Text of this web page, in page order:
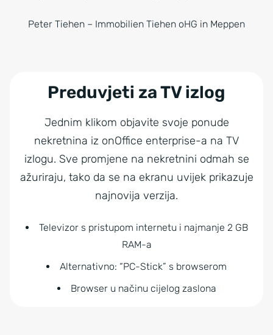
Peter Tiehen – Immobilien Tiehen oHG in Meppen
Preduvjeti za TV izlog
Jednim klikom objavite svoje ponude
nekretnina iz onOffice enterprise-a na TV
izlogu. Sve promjene na nekretnini odmah se
ažuriraju, tako da se na ekranu uvijek prikazuje
najnovija verzija.
Televizor s pristupom internetu i najmanje 2 GB
RAM-a
Alternativno: “PC-Stick” s browserom
Browser u načinu cijelog zaslona